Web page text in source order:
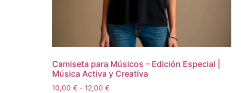
Camiseta para Músicos – Edición Especial |
Música Activa y Creativa
10,00 € - 12,00 €